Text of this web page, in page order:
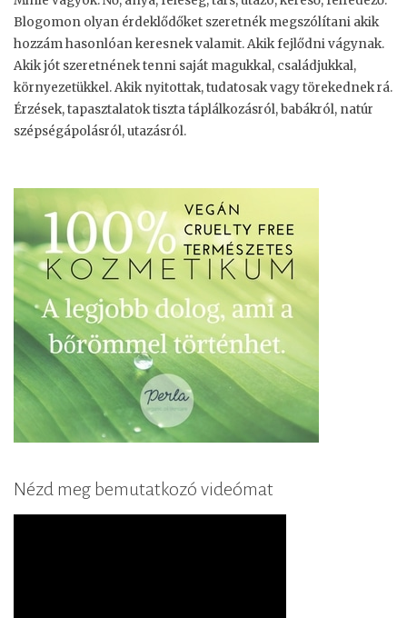
Blogomon olyan érdeklődőket szeretnék megszólítani akik
hozzám hasonlóan keresnek valamit. Akik fejlődni vágynak.
Akik jót szeretnének tenni saját magukkal, családjukkal,
környezetükkel. Akik nyitottak, tudatosak vagy törekednek rá.
Érzések, tapasztalatok tiszta táplálkozásról, babákról, natúr
szépségápolásról, utazásról.
Nézd meg bemutatkozó videómat